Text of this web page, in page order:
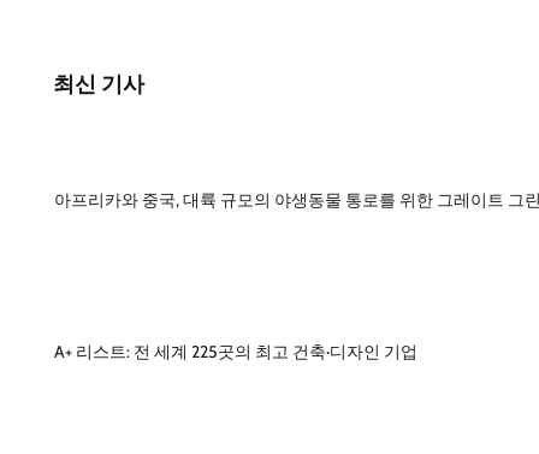
최신 기사
아프리카와 중국, 대륙 규모의 야생동물 통로를 위한 그레이트 그
A+ 리스트: 전 세계 225곳의 최고 건축·디자인 기업